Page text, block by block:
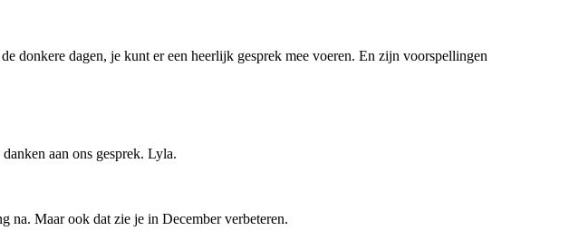
donkere dagen, je kunt er een heerlijk gesprek mee voeren. En zijn voorspellingen
aan ons gesprek. Lyla.
na. Maar ook dat zie je in December verbeteren.